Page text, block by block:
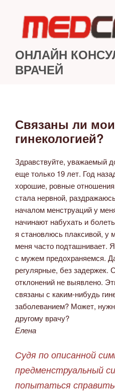
содержимому
ОНЛАЙН
ВРАЧЕЙ
ОПУБЛИКОВАНО
Связаны ли
гинекологией?
Здравствуйте, уважаемый
еще только 19 лет. Год
хорошие, ровные
стала нервной,
началом менструаций у
начинают набухать и
я становлюсь плаксивой, у
меня часто подташнивает.
с мужем предохраняемся.
регулярные, без задержек.
отклонений не выявлено.
связаны с каким-нибудь
заболеванием? Может,
другому врачу?
Елена
Судя по описанной
предменструальный
попытаться